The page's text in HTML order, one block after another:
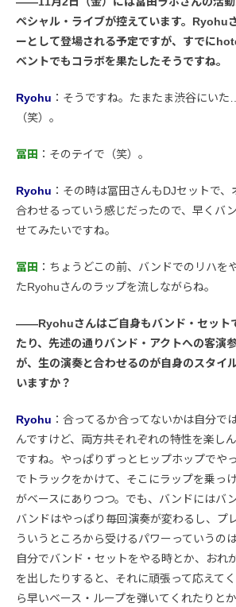
ペシャル・ライブが控えています。Ryohu
ーとして登場される予定ですが、すでに
ベントでもコラボを果たしたそうですね。
Ryohu ：そうですね。たまたま渋谷にい
（笑）。
冨田 ：そのテイで（笑）。
Ryohu ：その時は冨田さんもDJセットで
合わせるっていう感じだったので、早くバ
せてみたいですね。
冨田 ：ちょうどこの前、バンドでのリハを
たRyohuさんのラップを流しながらね。
――Ryohuさんはご自身もバンド・セット
たり、先述の通りバンド・アクトへの客演
が、生の演奏と合わせるのが自身のスタイ
いますか？
Ryohu ：合ってるか合ってないかは自分で
んですけど、両方共それぞれの特性を楽し
ですね。やっぱりずっとヒップホップでや
でトラックをかけて、そこにラップを乗っ
がベースにありつつ。でも、バンドにはバ
バンドはやっぱり毎回演奏が変わるし、プ
ういうところから受けるパワーっていうの
自分でバンド・セットをやる時とか、おれ
を出したりすると、それに頑張って応えて
ら早いベース・ループを弾いてくれたりと